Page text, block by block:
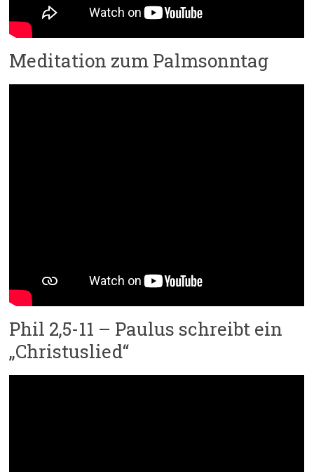
Meditation zum Palmsonntag
Phil 2,5-11 – Paulus schreibt ein
„Christuslied“